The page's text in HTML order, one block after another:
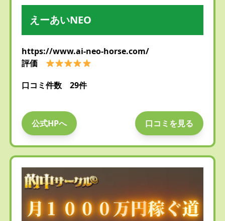
えーあいNEO
https://www.ai-neo-horse.com/
評価
口コミ件数 29件
公式HPへ 口コミを見る